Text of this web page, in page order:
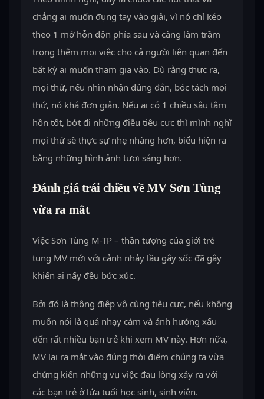
chẳng ai muốn đụng tay vào giải, vì nó chỉ kéo
theo 1 mớ hỗn độn phía sau và càng làm trầm
trọng thêm mọi việc cho cả người liên quan đến
bất kỳ ai muốn tham gia vào. Dù rằng thực ra,
mọi thứ, nếu nhìn nhận đúng đắn, bóc tách mọi
thứ, nó khá đơn giản. Nếu ai có 1 chiều sâu tâm
hồn tốt, bớt đi những điều tiêu cực thì mình nghĩ
mọi thứ sẽ thực sự nhẹ nhàng hơn, biểu hiện ra
bằng những hình ảnh tươi sáng hơn.
Đánh giá trái chiều về MV Sơn Tùng
vừa ra mắt
Việc Sơn Tùng M-TP – thần tượng của giới trẻ
tung MV mới với cảnh nhảy lầu gây sốc đã gây
khiến ai nấy đều bức xúc.
Bởi đó là thông điệp vô cùng tiêu cực, nếu không
muốn nói là quá nhạy cảm và ảnh hưởng xấu
đến rất nhiều bạn trẻ khi xem MV này. Hơn nữa,
MV lại ra mắt vào đúng thời điểm chúng ta vừa
chứng kiến những vụ việc đau lòng xảy ra với
các bạn trẻ ở lứa tuổi học sinh, sinh viên.